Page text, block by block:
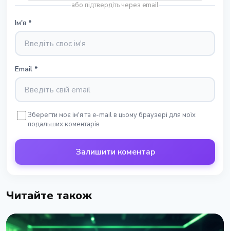
або підтвердіть через email
Ім'я *
Email *
Зберегти моє ім'я та e-mail в цьому браузері для моїх
подальших коментарів
Залишити коментар
Читайте також